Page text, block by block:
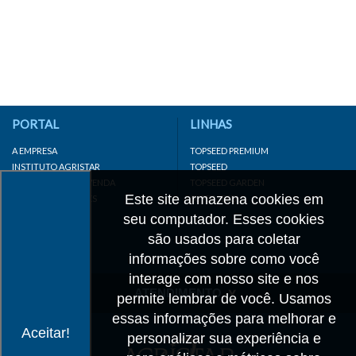
Aceitar!
Este site armazena cookies em
seu computador. Esses cookies
são usados para coletar
informações sobre como você
interage com nosso site e nos
permite lembrar de você. Usamos
essas informações para melhorar e
personalizar sua experiência e
PORTAL
A EMPRESA
INSTITUTO AGRISTAR
DISTRIBUIDOR/REVENDA
LINKS IMPORTANTES
LINHAS
TOPSEED PREMIUM
TOPSEED
TOPSEED GARDEN
SUPERSEED
ATENDIMENTO